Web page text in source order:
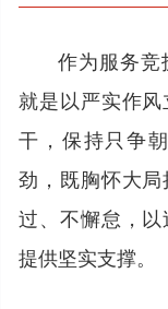
作为服务
就是以严实作
干，保持只争
劲，既胸怀大
过、不懈怠，
提供坚实支撑。